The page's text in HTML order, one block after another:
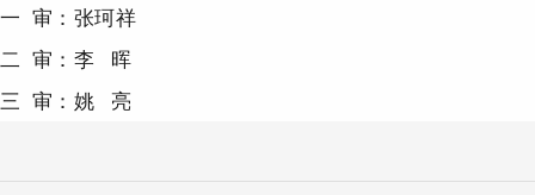
一 审：张珂祥
二 审：李 晖
三 审：姚 亮